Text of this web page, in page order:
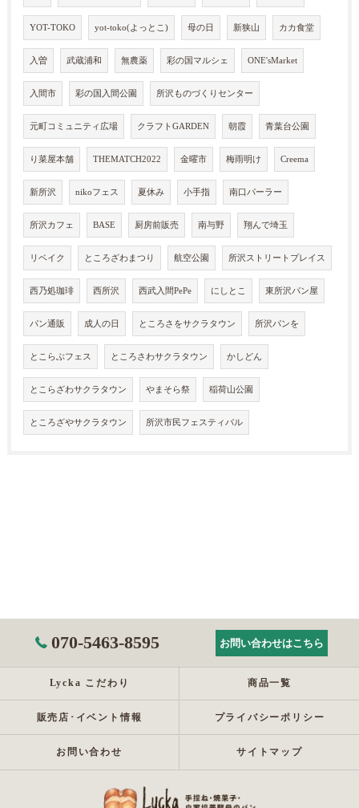
YOT-TOKO yot-toko(よっとこ) 母の日 新狭山 カカ食堂
入曽 武蔵浦和 無農薬 彩の国マルシェ ONE'sMarket
入間市 彩の国入間公園 所沢ものづくりセンター
元町コミュニティ広場 クラフトGARDEN 朝霞 青葉台公園
り菜屋本舗 THEMATCH2022 金曜市 梅雨明け Creema
新所沢 nikoフェス 夏休み 小手指 南口パーラー
所沢カフェ BASE 厨房前販売 南与野 翔んで埼玉
リベイク ところざわまつり 航空公園 所沢ストリートプレイス
西乃処珈琲 西所沢 西武入間PePe にしとこ 東所沢パン屋
パン通販 成人の日 ところさをサクラタウン 所沢パンを
とこらぶフェス ところさわサクラタウン かしどん
とこらざわサクラタウン やまそら祭 稲荷山公園
ところざやサクラタウン 所沢市民フェスティバル
070-5463-8595 お問い合わせはこちら
Lycka こだわり 商品一覧
販売店･イベント情報 プライバシーポリシー
お問い合わせ サイトマップ